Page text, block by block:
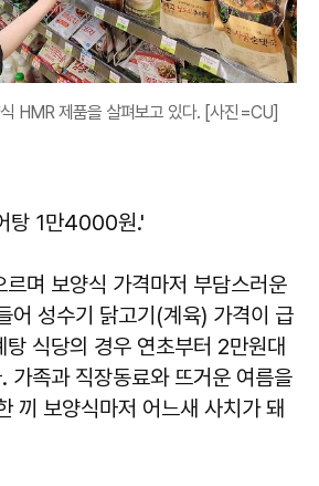
HMR 제품을 살펴보고 있다. [사진=CU]
탕 1만4000원.'
며 보양식 가격마저 부담스러운
어 성수기 닭고기(계육) 가격이 급
식당의 경우 연초부터 2만원대
가족과 직장동료와 뜨거운 여름을
끼 보양식마저 어느새 사치가 돼